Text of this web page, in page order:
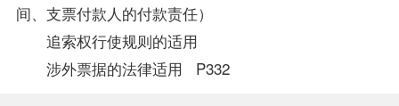
间、支票付款人的付款责任）
追索权行使规则的适用
涉外票据的法律适用 P332